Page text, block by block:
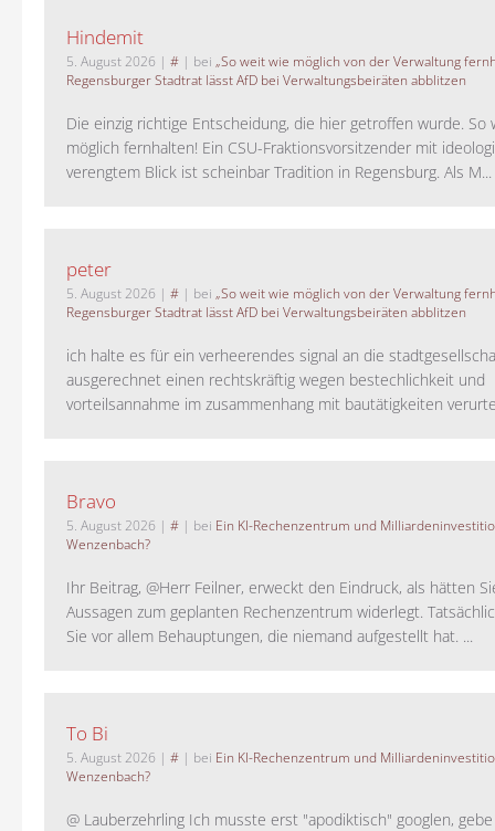
Hindemit
5. August 2026 | # | bei „So weit wie möglich von der Verwaltung
Regensburger Stadtrat lässt AfD bei Verwaltungsbeiräten abblitzen
Die einzig richtige Entscheidung, die hier getroffen wurde. So
möglich fernhalten! Ein CSU-Fraktionsvorsitzender mit
verengtem Blick ist scheinbar Tradition in Regensburg. Als M...
peter
5. August 2026 | # | bei „So weit wie möglich von der Verwaltung
Regensburger Stadtrat lässt AfD bei Verwaltungsbeiräten abblitzen
ich halte es für ein verheerendes signal an die
ausgerechnet einen rechtskräftig wegen bestechlichkeit und
vorteilsannahme im zusammenhang mit bautätigkeiten
Bravo
5. August 2026 | # | bei Ein KI-Rechenzentrum und
Wenzenbach?
Ihr Beitrag, @Herr Feilner, erweckt den Eindruck, als hätten
Aussagen zum geplanten Rechenzentrum widerlegt.
Sie vor allem Behauptungen, die niemand aufgestellt hat. ...
To Bi
5. August 2026 | # | bei Ein KI-Rechenzentrum und
Wenzenbach?
@ Lauberzehrling Ich musste erst "apodiktisch" googlen, gebe